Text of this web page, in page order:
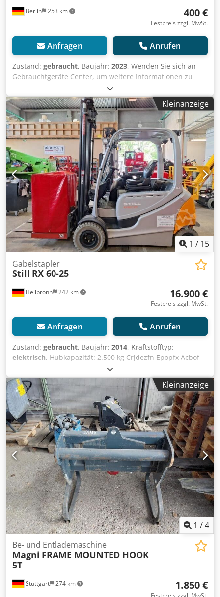
Berlin 253 km 400 €
Festpreis zzgl. MwSt.
Anfragen Anrufen
Zustand: gebraucht, Baujahr: 2023, Wenden Sie sich an
Gebrauchtgeräte Center, um weitere Informationen zu
erhalten. Cjdpjzr Tx Iofx Acborf DE01
Kleinanzeige
1 / 15
Heilbronn 242 km
Gabelstapler
Still RX 60-25
16.900 €
Festpreis zzgl. MwSt.
Anfragen Anrufen
Zustand: gebraucht, Baujahr: 2014, Kraftstofftyp:
elektrisch, Hubkapazität: 2.500 kg Crjdezfn Epopfx Acbof
Wenden Sie sich an Gebrauchtgeräte Center, um weitere
Informationen zu erhalten. DE01
Kleinanzeige
1 /4
Stuttgart 274 km
Be- und Entlademaschine
Magni FRAME MOUNTED HOOK
5T
1.850 €
Festpreis zzgl. MwSt.